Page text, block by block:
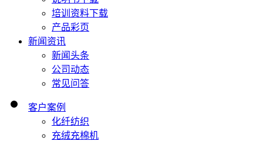
培训资料下载
产品彩页
新闻资讯
新闻头条
公司动态
常见问答
客户案例
化纤纺织
充绒充棉机